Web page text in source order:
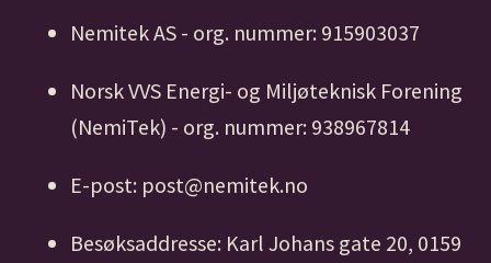
Nemitek AS - org. nummer: 915903037
Norsk VVS Energi- og Miljøteknisk Forening
(NemiTek) - org. nummer: 938967814
E-post: post@nemitek.no
Besøksaddresse: Karl Johans gate 20, 0159